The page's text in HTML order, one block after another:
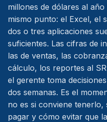
millones de dólares al
mismo punto: el Excel, el
dos o tres aplicaciones
suficientes. Las cifras de
las de ventas, las
cálculo, los reportes al
el gerente toma
dos semanas. Es el
no es si conviene
pagar y cómo evitar que